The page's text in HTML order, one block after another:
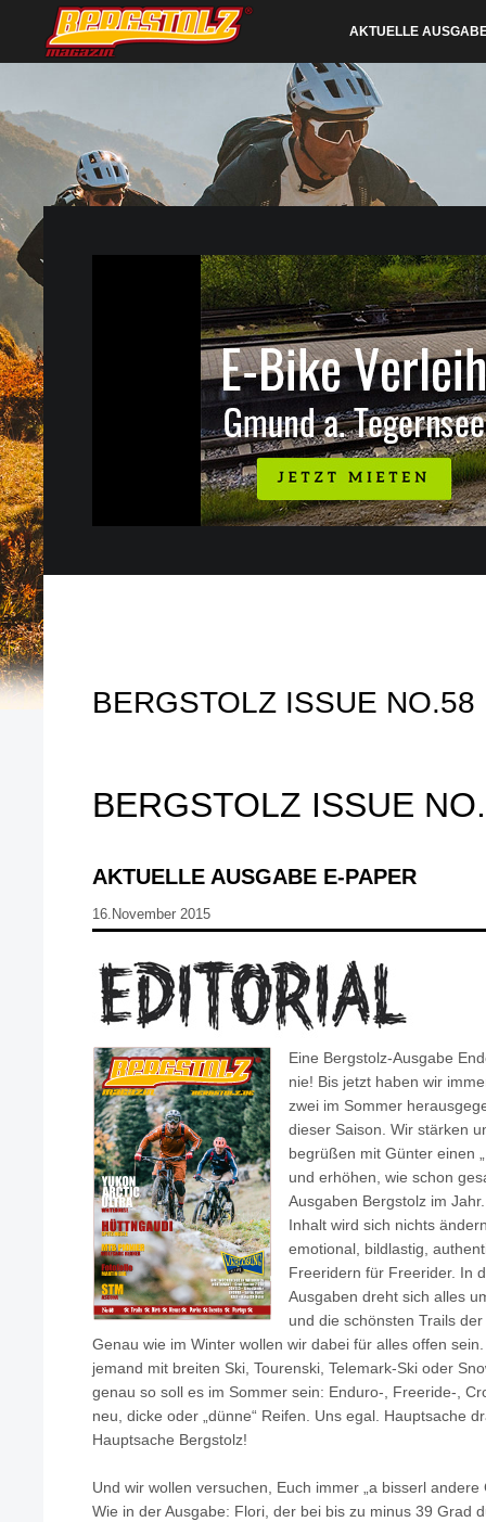
AKTUELLE
BERGSTOLZ ISSUE NO.58
BERGSTOLZ ISSUE
AKTUELLE AUSGABE E-PAPER
16.November 2015
Eine Bergstolz-Ausgabe
nie! Bis jetzt haben wir
zwei im Sommer
dieser Saison. Wir stärken
begrüßen mit Günter einen
und erhöhen, wie schon
Ausgaben Bergstolz im
Inhalt wird sich nichts
emotional, bildlastig,
Freeridern für Freerider. In
Ausgaben dreht sich alles
und die schönsten Trails
Genau wie im Winter wollen wir dabei für alles offen
jemand mit breiten Ski, Tourenski, Telemark-Ski oder
genau so soll es im Sommer sein: Enduro-, Freeride-,
neu, dicke oder „dünne“ Reifen. Uns egal. Hauptsache
Hauptsache Bergstolz!
Und wir wollen versuchen, Euch immer „a bisserl
Wie in der Ausgabe: Flori, der bei bis zu minus 39 Grad